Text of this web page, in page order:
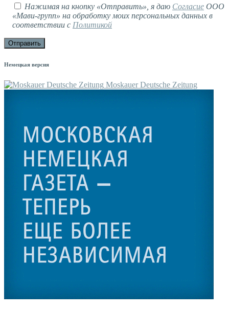
Нажимая на кнопку «Отправить», я даю Согласие ООО
«Мави-групп» на обработку моих персональных данных в
соответствии с Политикой
Немецкая версия
Moskauer Deutsche Zeitung